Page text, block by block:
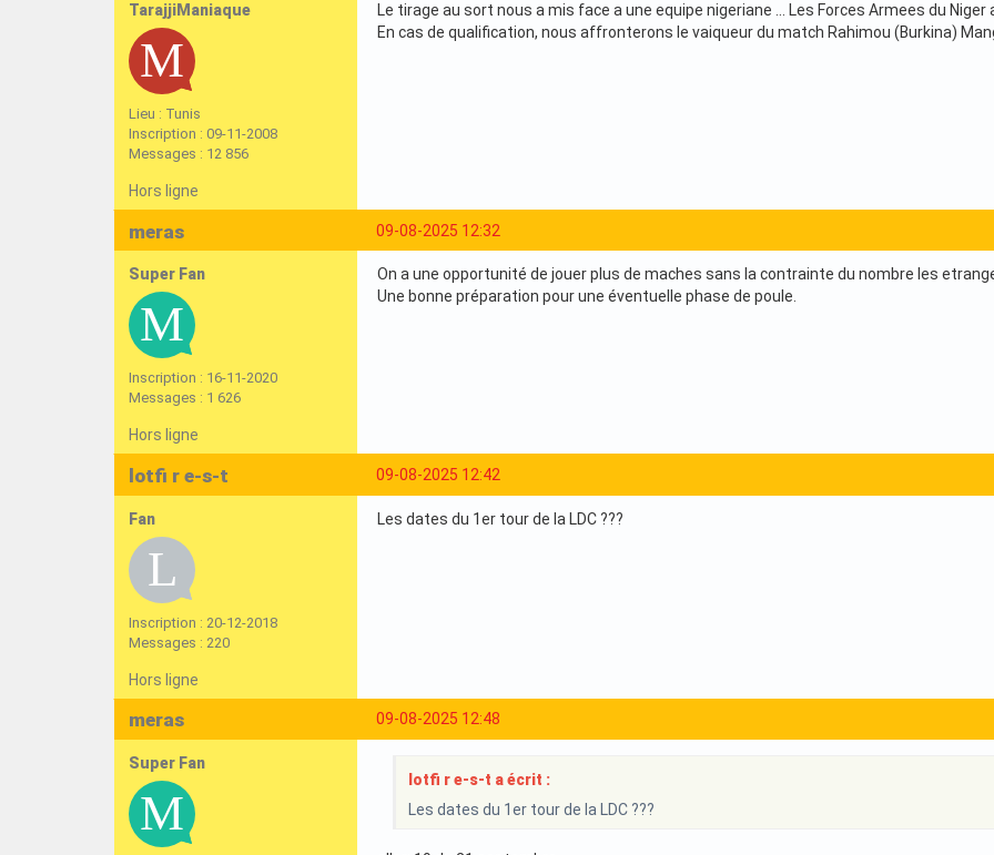
TarajjiManiaque
Lieu : Tunis
Inscription : 09-11-2008
Messages : 12 856
Le tirage au sort nous a mis face a une equipe nigeriane ... Les Forces Armees du
En cas de qualification, nous affronterons le vaiqueur du match Rahimou (Burkina)
Hors ligne
09-08-2025 12:32
meras
Super Fan
Inscription : 16-11-2020
Messages : 1 626
On a une opportunité de jouer plus de maches sans la contrainte du nombre les
Une bonne préparation pour une éventuelle phase de poule.
Hors ligne
09-08-2025 12:42
lotfi r e-s-t
Fan
Inscription : 20-12-2018
Messages : 220
Les dates du 1er tour de la LDC ???
Hors ligne
09-08-2025 12:48
meras
Super Fan
lotfi r e-s-t a écrit :
Les dates du 1er tour de la LDC ???